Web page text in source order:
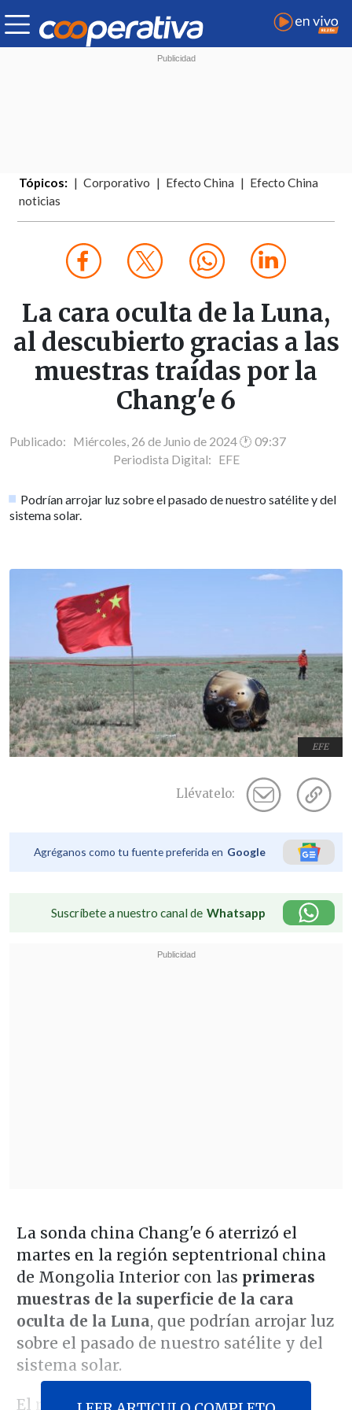
Tópicos: Corporativo Efecto China
Efecto China
noticias
La cara oculta de la Luna,
al descubierto gracias a las
muestras traídas por la
Chang'e 6
Publicado: Miércoles, 26 de Junio de 2024 🕐 09:37
Periodista Digital: EFE
Podrían arrojar luz sobre el pasado de nuestro satélite y del
sistema solar.
EFE
Llévatelo:
Agréganos como tu fuente preferida en Google
Suscríbete a nuestro canal de Whatsapp
La sonda china Chang'e 6 aterrizó el
martes en la región septentrional china
de Mongolia Interior con las primeras
muestras de la superficie de la cara
oculta de la Luna, que podrían arrojar luz
sobre el pasado de nuestro satélite y del
sistema solar.
El regreso de la Chang'e 6 marca un